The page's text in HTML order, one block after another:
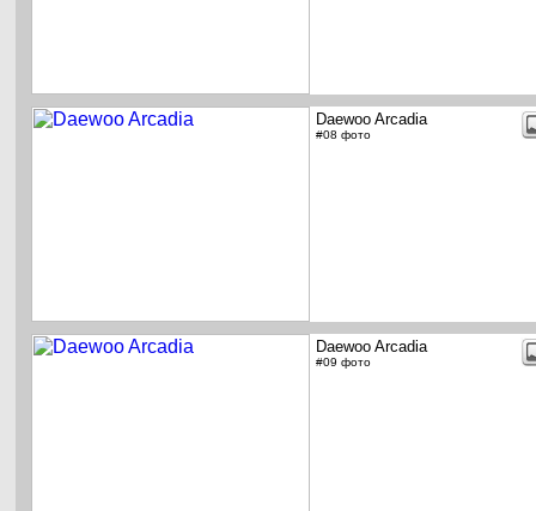
Daewoo Arcadia
#08 фото
Daewoo Arcadia
#09 фото